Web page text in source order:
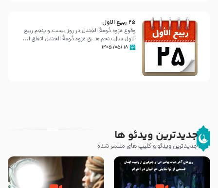
25 ربيع الاول
وقوع غزوه دُومةُ الجَندل در روز بیست و پنجم ربیع
الاول سال پنجم هـ .ق غزوه دُومةُ الجَندل اتفاق ا...
۱۸ /۰۵/ ۱۴۰۵
جدیدترین ویدئو ها
جدیدترین ویدئو و کلیپ های منتشر شده